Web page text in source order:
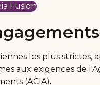
Fusion
les plus strictes,
aux exigences de
(ACIA).